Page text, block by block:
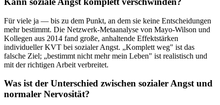
Für viele ja — bis zu dem Punkt, an dem sie keine Entscheidungen
mehr bestimmt. Die Netzwerk-Metaanalyse von Mayo-Wilson und
Kollegen aus 2014 fand große, anhaltende Effektstärken
individueller KVT bei sozialer Angst. „Komplett weg" ist das
falsche Ziel; „bestimmt nicht mehr mein Leben" ist realistisch und
mit der richtigen Arbeit verbreitet.
Was ist der Unterschied zwischen sozialer Angst und
normaler Nervosität?